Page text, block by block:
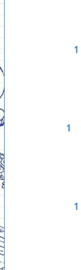
1
1
1